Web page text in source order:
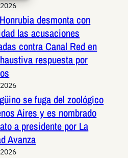
desmonta con
las acusaciones
contra Canal Red en
respuesta por
se fuga del zoológico
Aires y es nombrado
a presidente por La
Avanza